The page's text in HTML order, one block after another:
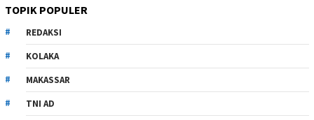
TOPIK POPULER
REDAKSI
KOLAKA
MAKASSAR
TNI AD